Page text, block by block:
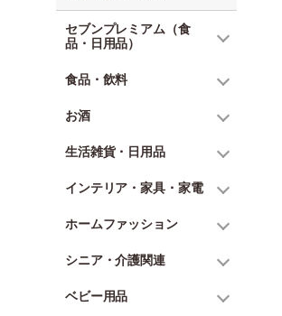
セブンプレミアム（食
品・日用品）
食品・飲料
お酒
生活雑貨・日用品
インテリア・家具・家電
ホームファッション
シニア・介護関連
ベビー用品